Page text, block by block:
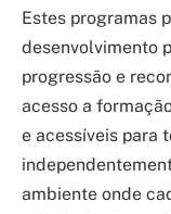
Estes programas
desenvolvimento
progressão e
acesso a
e acessíveis para
ambiente onde